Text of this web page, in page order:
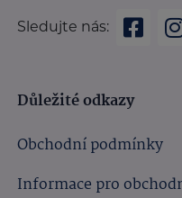
Sledujte nás:
Důležité odkazy
Obchodní podmínky
Informace pro